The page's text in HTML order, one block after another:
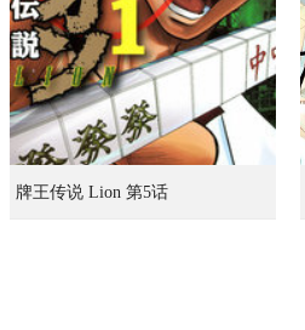
牌王传说 Lion 第5话